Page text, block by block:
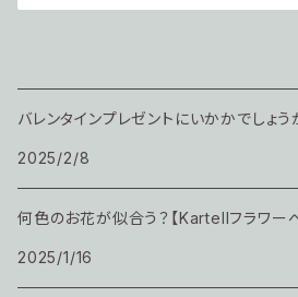
バレンタインプレゼントにいかかでしょ
2025/2/8
何色のお花が似合う？【Kartellフラワー
2025/1/16